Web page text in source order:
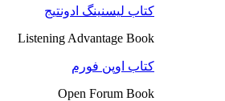
کتاب لیسنینگ ادونتیج
Listening Advantage Book
کتاب اوپن فورم
Open Forum Book